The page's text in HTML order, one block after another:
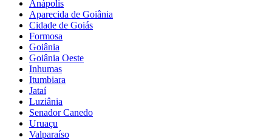
Anápolis
Aparecida de Goiânia
Cidade de Goiás
Formosa
Goiânia
Goiânia Oeste
Inhumas
Itumbiara
Jataí
Luziânia
Senador Canedo
Uruaçu
Valparaíso